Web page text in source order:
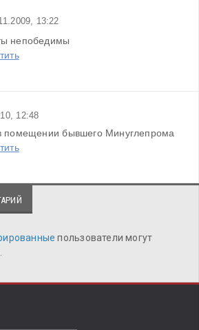
13:22
непобедимы
12:48
помещении бывшего Минуглепрома
пользователи могут